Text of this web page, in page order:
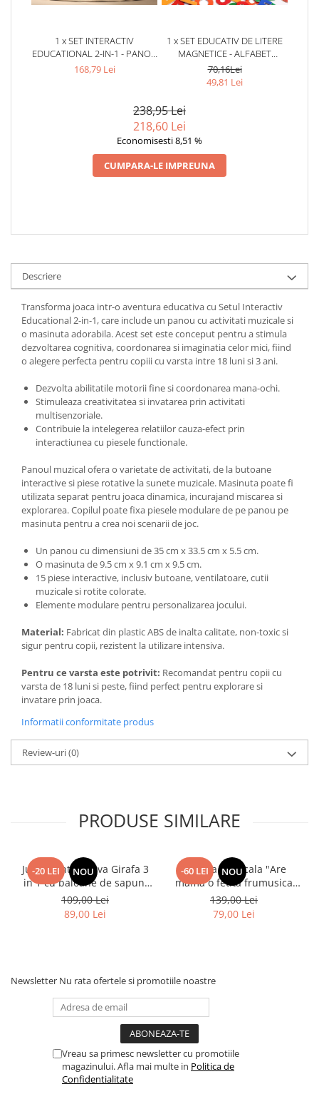
1 x SET INTERACTIV
EDUCATIONAL 2-IN-1 - PANOU
MUZICAL SI MASINUTA CU
168,79 Lei
1 x SET EDUCATIV DE LITERE
MAGNETICE - ALFABET
COLORAT PENTRU COPII
70,16Lei
49,81 Lei
238,95 Lei
218,60 Lei
Economisesti 8,51 %
CUMPARA-LE IMPREUNA
Descriere
Transforma joaca intr-o aventura educativa cu Setul Interactiv
Educational 2-in-1, care include un panou cu activitati muzicale si
o masinuta adorabila. Acest set este conceput pentru a stimula
dezvoltarea cognitiva, coordonarea si imaginatia celor mici, fiind
o alegere perfecta pentru copiii cu varsta intre 18 luni si 3 ani.
Dezvolta abilitatile motorii fine si coordonarea mana-ochi.
Stimuleaza creativitatea si invatarea prin activitati
multisenzoriale.
Contribuie la intelegerea relatiilor cauza-efect prin
interactiunea cu piesele functionale.
Panoul muzical ofera o varietate de activitati, de la butoane
interactive si piese rotative la sunete muzicale. Masinuta poate fi
utilizata separat pentru joaca dinamica, incurajand miscarea si
explorarea. Copilul poate fixa piesele modulare de pe panou pe
masinuta pentru a crea noi scenarii de joc.
Un panou cu dimensiuni de 35 cm x 33.5 cm x 5.5 cm.
O masinuta de 9.5 cm x 9.1 cm x 9.5 cm.
15 piese interactive, inclusiv butoane, ventilatoare, cutii
muzicale si rotite colorate.
Elemente modulare pentru personalizarea jocului.
Material: Fabricat din plastic ABS de inalta calitate, non-toxic si
sigur pentru copii, rezistent la utilizare intensiva.
Pentru ce varsta este potrivit: Recomandat pentru copii cu
varsta de 18 luni si peste, fiind perfect pentru explorare si
invatare prin joaca.
Informatii conformitate produs
Review-uri(0)
PRODUSE SIMILARE
-20 LEI NOU
Jucarie interactiva Girafa 3
in 1 cu baloane de sapun,
lumini si maner de impins
109,00 Lei
89,00 Lei
-60 LEI NOU
Papusa Muzicala "Are
mama o fetita frumusica
foc"
139,00 Lei
79,00 Lei
Newsletter Nu rata ofertele si promotiile noastre
Vreau sa primesc newsletter cu promotiile
magazinului. Afla mai multe in Politica de
Confidentialitate